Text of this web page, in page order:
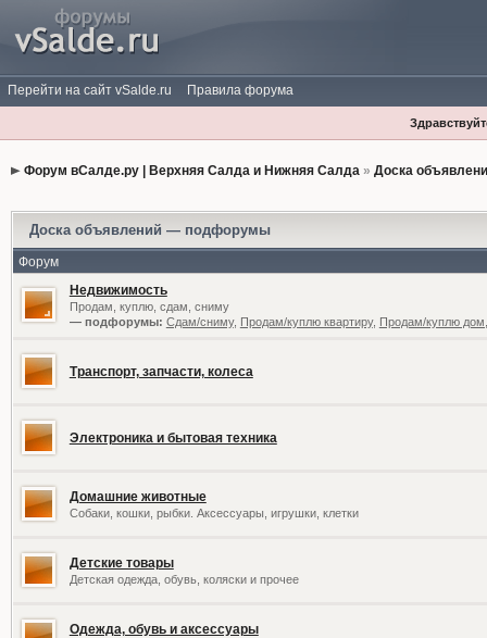
Перейти на сайт vSalde.ru Правила форума
Форум вСалде.ру | Верхняя Салда и Нижняя Салда» Доска
Доска объявлений — подфорумы
Форум
Недвижимость
Продам, куплю, сдам, сниму
— подфорумы: Сдам/сниму, Продам/куплю квартиру, Продам/куплю
Транспорт, запчасти, колеса
Электроника и бытовая техника
Домашние животные
Собаки, кошки, рыбки. Аксессуары, игрушки, клетки
Детские товары
Детская одежда, обувь, коляски и прочее
Одежда, обувь и аксессуары